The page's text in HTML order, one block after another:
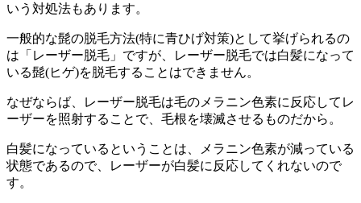
いう対処法もあります。
一般的な髭の脱毛方法(特に青ひげ対策)として挙げられるの
は「レーザー脱毛」ですが、レーザー脱毛では白髪になって
いる髭(ヒゲ)を脱毛することはできません。
なぜならば、レーザー脱毛は毛のメラニン色素に反応してレ
ーザーを照射することで、毛根を壊滅させるものだから。
白髪になっているということは、メラニン色素が減っている
状態であるので、レーザーが白髪に反応してくれないので
す。